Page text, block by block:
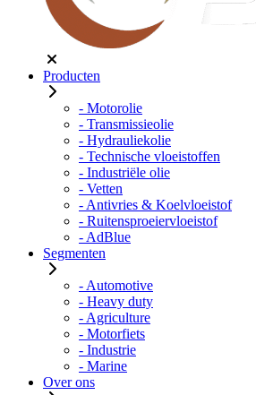
Producten
- Motorolie
- Transmissieolie
- Hydrauliekolie
- Technische vloeistoffen
- Industriële olie
- Vetten
- Antivries & Koelvloeistof
- Ruitensproeiervloeistof
- AdBlue
Segmenten
- Automotive
- Heavy duty
- Agriculture
- Motorfiets
- Industrie
- Marine
Over ons